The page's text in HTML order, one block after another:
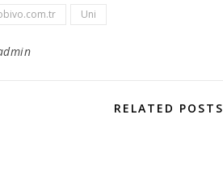
Uni
RELATED POSTS